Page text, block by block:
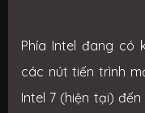
Phía Intel đang có
các nút tiến trình
Intel 7 (hiện tại)